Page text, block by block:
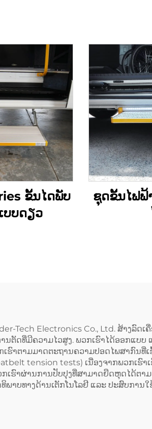
ຂັ້ນໄດພັບ
ບບດຽວ
ຊຸດຂັ້ນໄຟຟ້
Tech Electronics Co., Ltd. ສ້າງລົດ
ຕັດທີ່ມີຄວາມໄວສູງ. ພວກເຮົາໄດ້ອອກແບບ
ຮົາຕາມມາດຕະຖານຄວາມປອດໄພສາກົນທີ່
tension tests) ເນື່ອງຈາກພວກເຮົ
ເຮົາຜ່ານການປັບປຸງທີ່ສາມາດຍືດຫຸດໄດ້ຕາ
ພາບທາງດ້ານເຕັກໂນໂລຢີ ແລະ ປະສົບການໃ